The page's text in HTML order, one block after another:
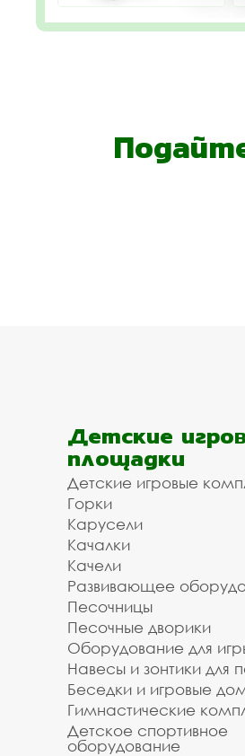
Детские
площадки
Детские игровые
Горки
Карусели
Качалки
Качели
Развивающее
Песочницы
Песочные дворики
Оборудование для
Навесы и зонтики для
Беседки и игровые
Гимнастические
Детское спортивное
оборудование